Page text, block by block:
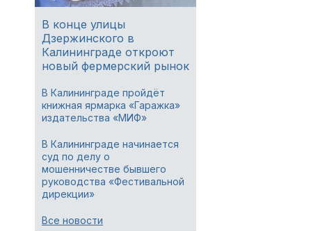
В конце улицы
Дзержинского в
Калининграде откроют
новый фермерский рынок
В Калининграде пройдёт
книжная ярмарка «Гаражка»
издательства «МИФ»
В Калининграде начинается
суд по делу о
мошенничестве бывшего
руководства «Фестивальной
дирекции»
Все новости